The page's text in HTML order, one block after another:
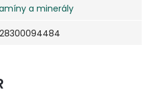
a minerály